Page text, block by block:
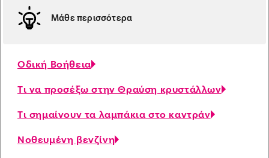
Μάθε περισσότερα
Οδική Βοήθεια
Τι να προσέξω στην Θραύση κρυστάλλων
Τι σημαίνουν τα λαμπάκια στο καντράν
Νοθευμένη βενζίνη